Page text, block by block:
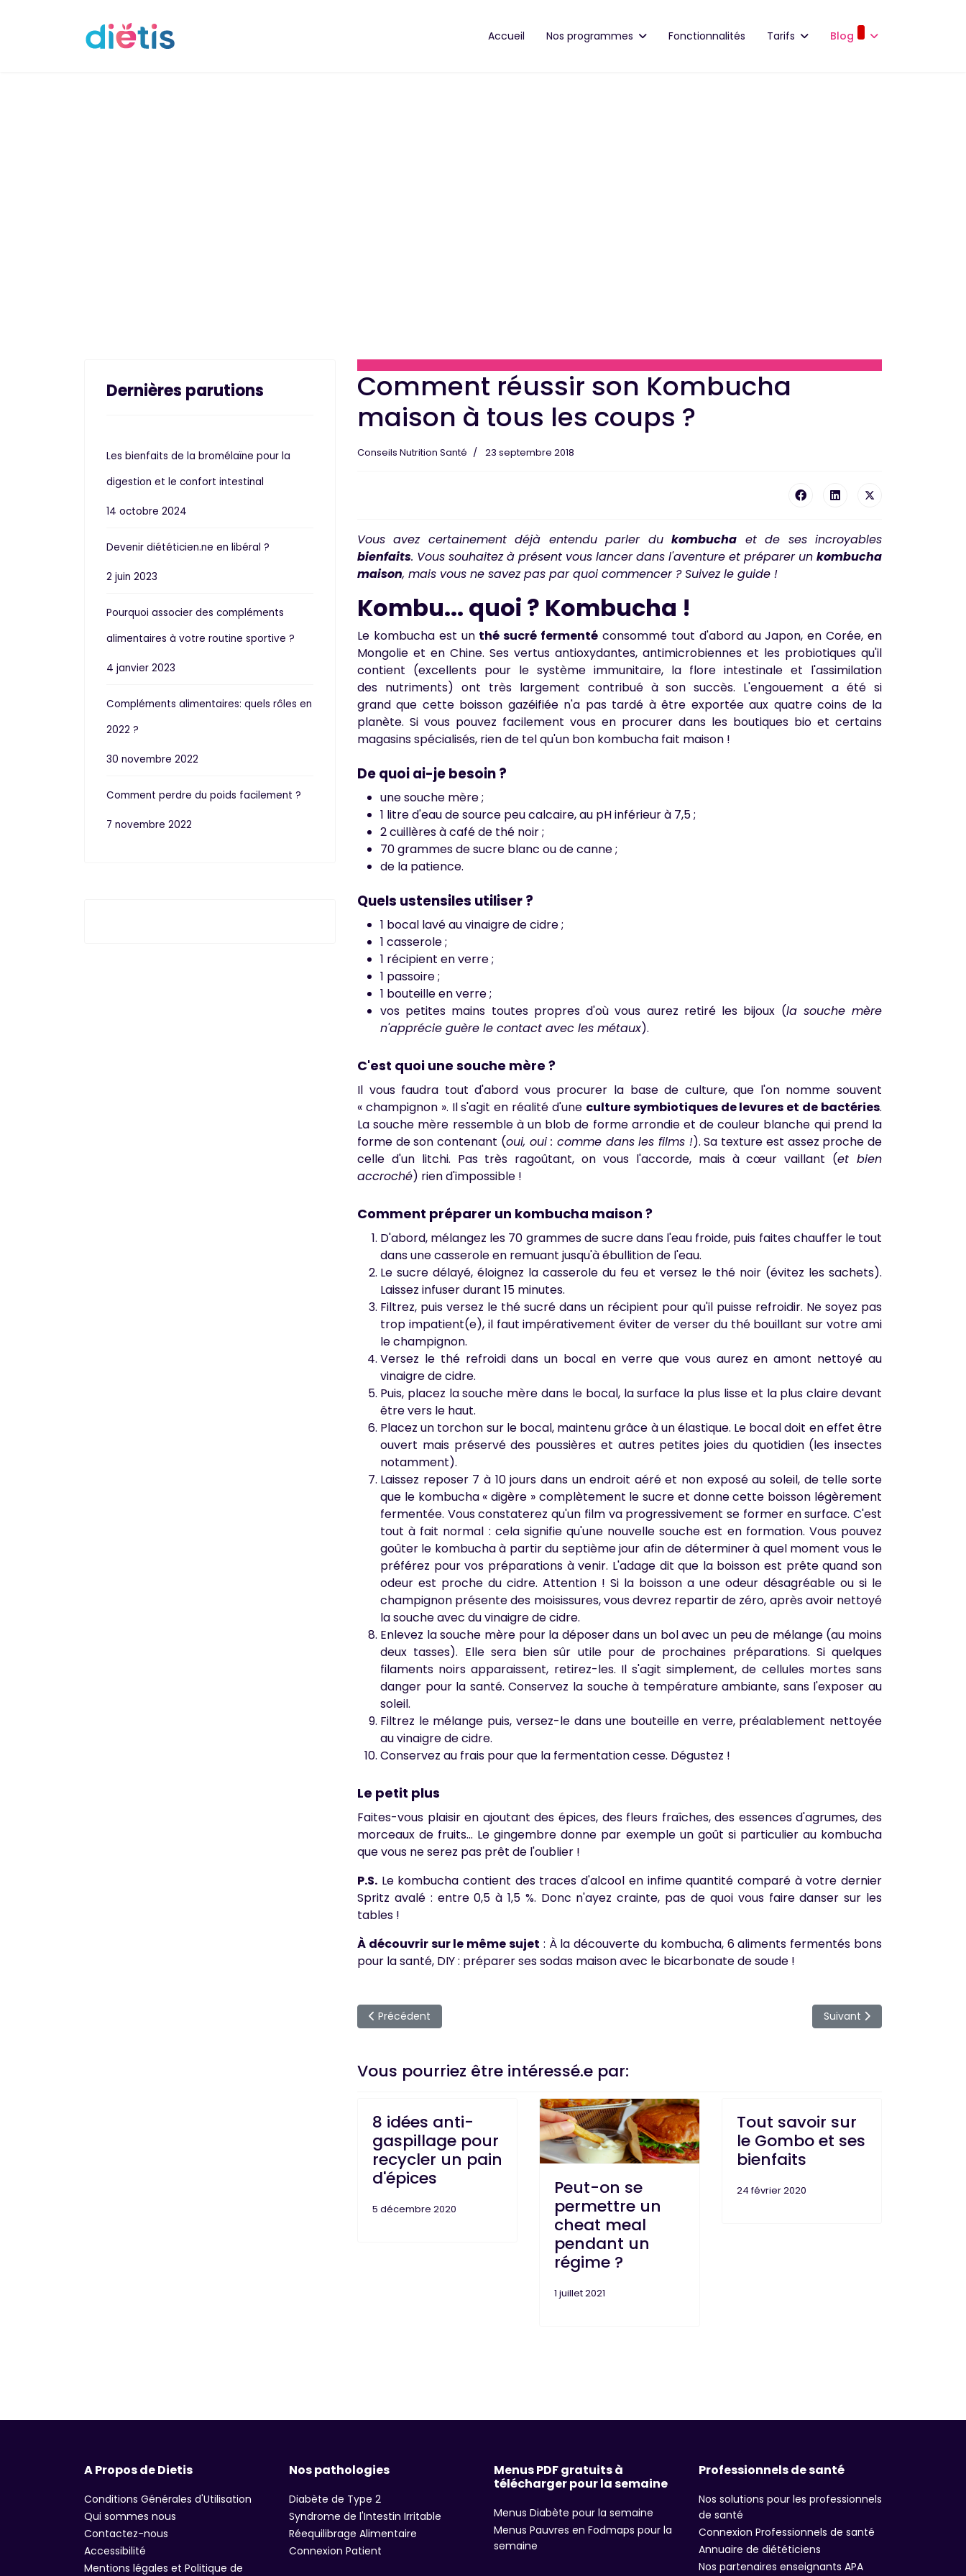
Accueil Nos programmes Fonctionnalités Tarifs Blog
Dernières parutions
Les bienfaits de la bromélaïne pour la
digestion et le confort intestinal
14 octobre 2024
Devenir diététicien.ne en libéral ?
2 juin 2023
Pourquoi associer des compléments
alimentaires à votre routine sportive ?
4 janvier 2023
Compléments alimentaires: quels rôles en
2022 ?
30 novembre 2022
Comment perdre du poids facilement ?
7 novembre 2022
Comment réussir son Kombucha
maison à tous les coups ?
Conseils Nutrition Santé 23 septembre 2018
Vous avez certainement déjà entendu parler dukombucha et de ses incroyables
bienfaits. Vous souhaitez à présent vous lancer dans l'aventure et préparer un kombucha
maison, mais vous ne savez pas par quoi commencer ? Suivez le guide !
Kombu... quoi ? Kombucha !
Le kombucha est un thé sucré fermenté consommé tout d'abord au Japon, en Corée, en
Mongolie et en Chine. Ses vertus antioxydantes, antimicrobiennes et les probiotiques qu'il
contient (excellents pour le système immunitaire, la flore intestinale et l'assimilation
des nutriments) ont très largement contribué à son succès. L'engouement a été si
grand que cette boisson gazéifiée n'a pas tardé à être exportée aux quatre coins de la
planète. Si vous pouvez facilement vous en procurer dans les boutiques bio et certains
magasins spécialisés, rien de tel qu'un bon kombucha fait maison !
De quoi ai-je besoin ?
une souche mère ;
1 litre d'eau de source peu calcaire, au pH inférieur à 7,5 ;
2 cuillères à café de thé noir ;
70 grammes de sucre blanc ou de canne ;
de la patience.
Quels ustensiles utiliser ?
1 bocal lavé au vinaigre de cidre ;
1 casserole ;
1 récipient en verre ;
1 passoire ;
1 bouteille en verre ;
vos petites mains toutes propres d'où vous aurez retiré les bijoux (la souche mère
n'apprécie guère le contact avec les métaux).
C'est quoi une souche mère ?
Il vous faudra tout d'abord vous procurer la base de culture, que l'on nomme souvent
« champignon ». Il s'agit en réalité d'une culture symbiotiques de levures et de bactéries.
La souche mère ressemble à un blob de forme arrondie et de couleur blanche qui prend la
forme de son contenant (oui, oui : comme dans les films !). Sa texture est assez proche de
celle d'un litchi. Pas très ragoûtant, on vous l'accorde, mais à cœur vaillant (et bien
accroché) rien d'impossible !
Comment préparer un kombucha maison ?
D'abord, mélangez les 70 grammes de sucre dans l'eau froide, puis faites chauffer le tout
dans une casserole en remuant jusqu'à ébullition de l'eau.
Le sucre délayé, éloignez la casserole du feu et versez le thé noir (évitez les sachets).
Laissez infuser durant 15 minutes.
Filtrez, puis versez le thé sucré dans un récipient pour qu'il puisse refroidir. Ne soyez pas
trop impatient(e), il faut impérativement éviter de verser du thé bouillant sur votre ami
le champignon.
Versez le thé refroidi dans un bocal en verre que vous aurez en amont nettoyé au
vinaigre de cidre.
Puis, placez la souche mère dans le bocal, la surface la plus lisse et la plus claire devant
être vers le haut.
Placez un torchon sur le bocal, maintenu grâce à un élastique. Le bocal doit en effet être
ouvert mais préservé des poussières et autres petites joies du quotidien (les insectes
notamment).
Laissez reposer 7 à 10 jours dans un endroit aéré et non exposé au soleil, de telle sorte
que le kombucha « digère » complètement le sucre et donne cette boisson légèrement
fermentée. Vous constaterez qu'un film va progressivement se former en surface. C'est
tout à fait normal : cela signifie qu'une nouvelle souche est en formation. Vous pouvez
goûter le kombucha à partir du septième jour afin de déterminer à quel moment vous le
préférez pour vos préparations à venir. L'adage dit que la boisson est prête quand son
odeur est proche du cidre. Attention ! Si la boisson a une odeur désagréable ou si le
champignon présente des moisissures, vous devrez repartir de zéro, après avoir nettoyé
la souche avec du vinaigre de cidre.
Enlevez la souche mère pour la déposer dans un bol avec un peu de mélange (au moins
deux tasses). Elle sera bien sûr utile pour de prochaines préparations. Si quelques
filaments noirs apparaissent, retirez-les. Il s'agit simplement, de cellules mortes sans
danger pour la santé. Conservez la souche à température ambiante, sans l'exposer au
soleil.
Filtrez le mélange puis, versez-le dans une bouteille en verre, préalablement nettoyée
au vinaigre de cidre.
Conservez au frais pour que la fermentation cesse. Dégustez !
Le petit plus
Faites-vous plaisir en ajoutant des épices, des fleurs fraîches, des essences d'agrumes, des
morceaux de fruits... Le gingembre donne par exemple un goût si particulier au kombucha
que vous ne serez pas prêt de l'oublier !
P.S. Le kombucha contient des traces d'alcool en infime quantité comparé à votre dernier
Spritz avalé : entre 0,5 à 1,5 %. Donc n'ayez crainte, pas de quoi vous faire danser sur les
tables !
À découvrir sur le même sujet : À la découverte du kombucha, 6 aliments fermentés bons
pour la santé, DIY : préparer ses sodas maison avec le bicarbonate de soude !
Article précédent : Tout savoir sur la Klamath, algue magique de l'ouest américain
Précédent Article suivant : Le régime
Suivant
Vous pourriez être intéressé.e par:
8 idées anti-
gaspillage pour
recycler un pain
d'épices
5 décembre 2020
Peut-on se
permettre un
cheat meal
pendant un
régime ?
1 juillet 2021
Tout savoir sur
le Gombo et ses
bienfaits
24 février 2020
A Propos de Dietis
Conditions Générales d'Utilisation
Qui sommes nous
Contactez-nous
Accessibilité
Mentions légales et Politique de
Nos pathologies
Diabète de Type 2
Syndrome de l'Intestin Irritable
Réequilibrage Alimentaire
Connexion Patient
Menus PDF gratuits à
télécharger pour la semaine
Menus Diabète pour la semaine
Menus Pauvres en Fodmaps pour la
semaine
Professionnels de santé
Nos solutions pour les professionnels
de santé
Connexion Professionnels de santé
Annuaire de diététiciens
Nos partenaires enseignants APA